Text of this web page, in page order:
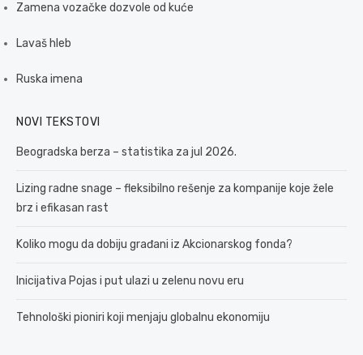
Zamena vozačke dozvole od kuće
Lavaš hleb
Ruska imena
NOVI TEKSTOVI
Beogradska berza – statistika za jul 2026.
Lizing radne snage – fleksibilno rešenje za kompanije koje žele
brz i efikasan rast
Koliko mogu da dobiju građani iz Akcionarskog fonda?
Inicijativa Pojas i put ulazi u zelenu novu eru
Tehnološki pioniri koji menjaju globalnu ekonomiju